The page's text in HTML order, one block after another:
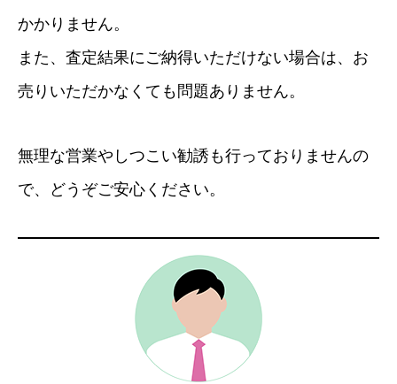
かかりません。
また、査定結果にご納得いただけない場合は、お
売りいただかなくても問題ありません。
無理な営業やしつこい勧誘も行っておりませんの
で、どうぞご安心ください。